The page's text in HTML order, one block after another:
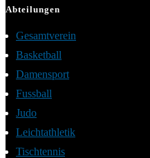
Abteilungen
Gesamtverein
Basketball
Damensport
Fussball
Judo
Leichtathletik
Tischtennis